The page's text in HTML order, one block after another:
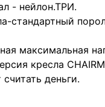
- нейлон.ТРИ.
стандартный
максимальная
кресла
деньги.